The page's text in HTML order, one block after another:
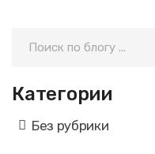
Категории
Без рубрики